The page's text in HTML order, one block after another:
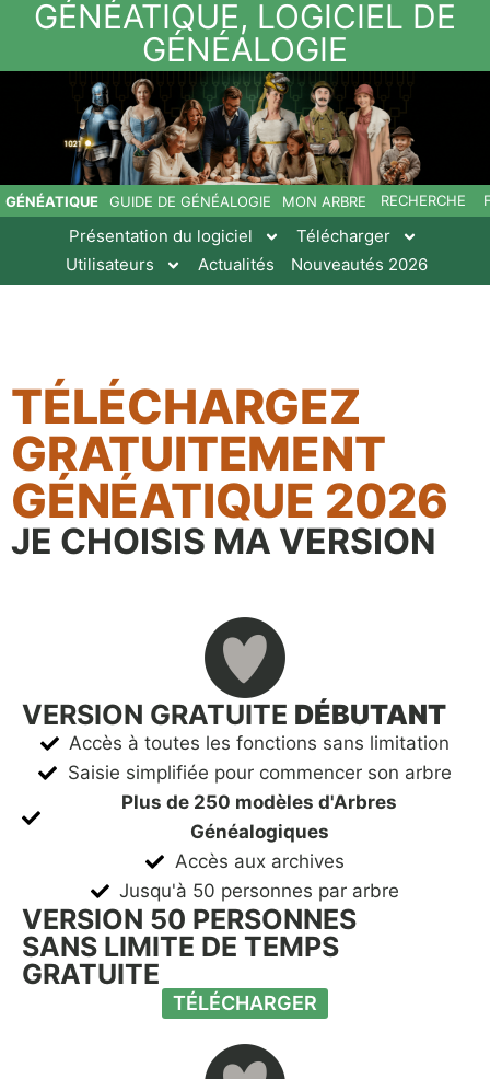
GÉNÉATIQUE, LOGICIEL DE
GÉNÉALOGIE
GÉNÉATIQUE GUIDE DE GÉNÉALOGIE MON ARBRE RECHERCHE
Présentation du logiciel
Télécharger
Utilisateurs
Actualités Nouveautés 2026
TÉLÉCHARGEZ
GRATUITEMENT
GÉNÉATIQUE 2026
JE CHOISIS MA VERSION
VERSION GRATUITE DÉBUTANT
Accès à toutes les fonctions sans limitation
Saisie simplifiée pour commencer son arbre
Plus de 250 modèles d'Arbres
Généalogiques
Accès aux archives
Jusqu'à 50 personnes par arbre
VERSION 50 PERSONNES
SANS LIMITE DE TEMPS
GRATUITE
TÉLÉCHARGER